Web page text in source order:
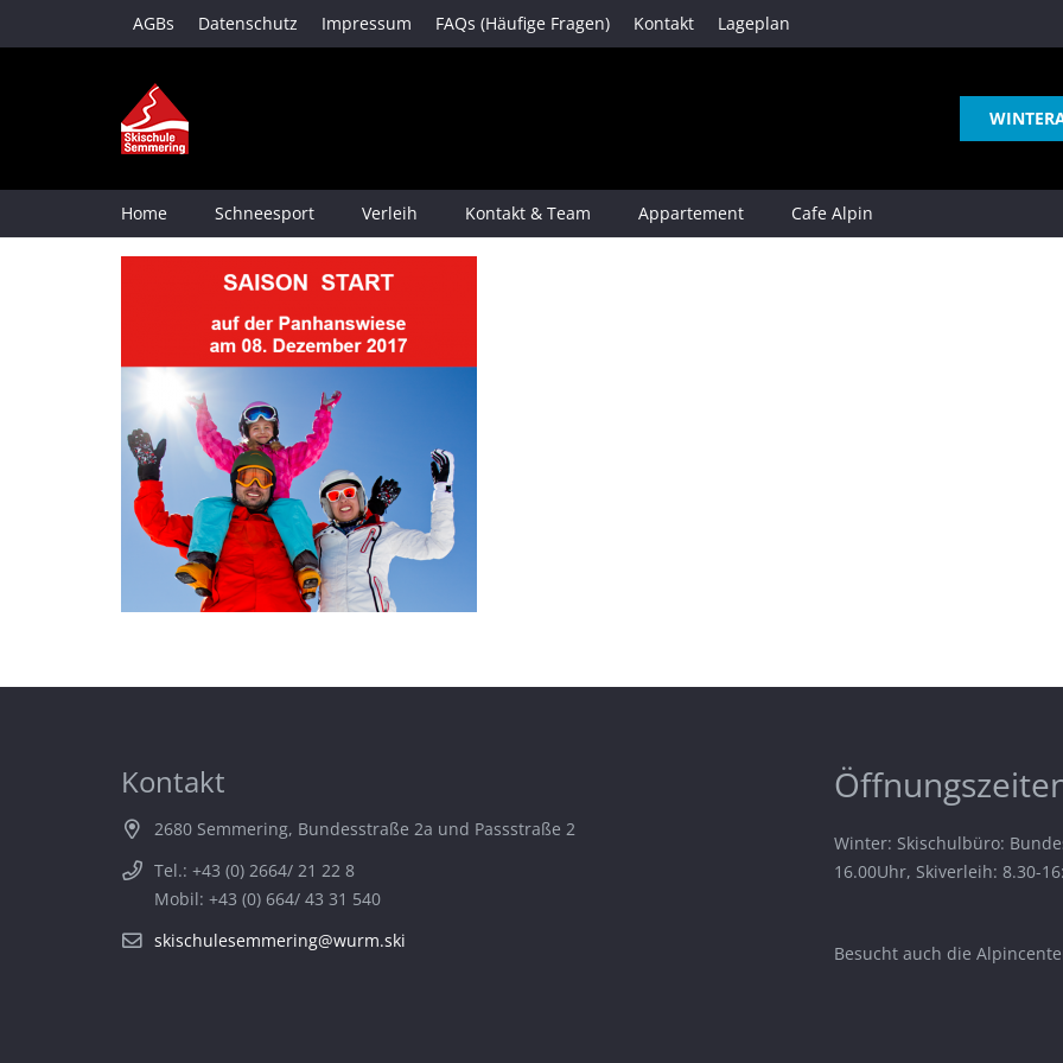
AGBs Datenschutz Impressum FAQs (Häufige Fragen) Kontakt Lageplan
Home Schneesport Verleih Kontakt & Team Appartement Cafe Alpin
Kontakt
2680 Semmering, Bundesstraße 2a und Passstraße 2
Tel.: +43 (0) 2664/ 21 22 8
Mobil: +43 (0) 664/ 43 31 540
skischulesemmering@wurm.ski
Winter: Skischulbüro:
16.00Uhr, Skiverleih: 8.30-
Besucht auch die